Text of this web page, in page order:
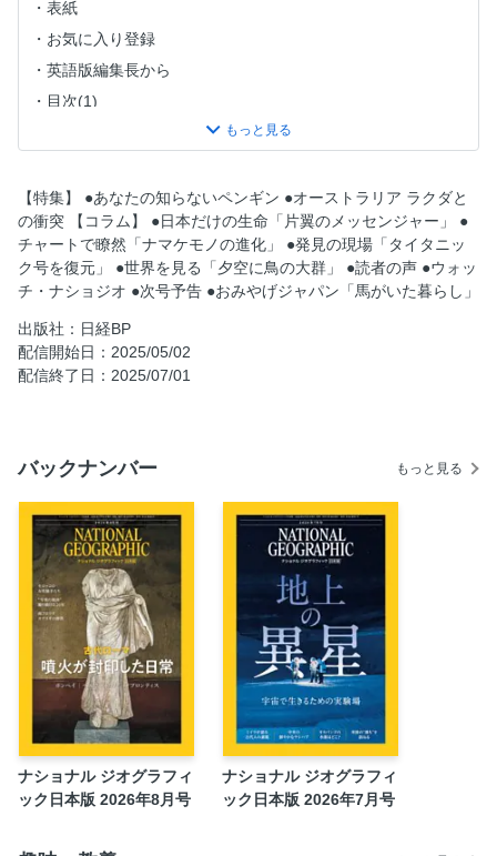
表紙
お気に入り登録
英語版編集長から
目次(1)
30周年フォトコンテスト
寄稿者たちの横顔
あなたの知らないペンギン
片翼のメッセンジャー
ナマケモノの進化
タイタニック号を復元
夕空に鳥の大群
NIKKEI NATIONAL GEOGRAPHICから
ウォッチ・ナショジオ
NIKKEI NATIONAL GEOGRAPHICから
次号予告
奥付
おみやげジャパン
【特集】 ●あなたの知らないペンギン ●オーストラリア ラクダと
の衝突 【コラム】 ●日本だけの生命「片翼のメッセンジャー」 ●
チャートで瞭然「ナマケモノの進化」 ●発見の現場「タイタニッ
ク号を復元」 ●世界を見る「夕空に鳥の大群」 ●読者の声 ●ウォッ
チ・ナショジオ ●次号予告 ●おみやげジャパン「馬がいた暮らし」
出版社：日経BP
配信開始日：2025/05/02
配信終了日：2025/07/01
バックナンバー もっと見る
ナショナル ジオグラフィ
ック日本版 2026年8月号
ナショナル ジオグラフィ
ック日本版 2026年7月号